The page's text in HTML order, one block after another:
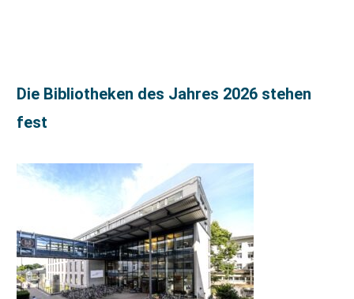
Die Bibliotheken des Jahres 2026 stehen
fest